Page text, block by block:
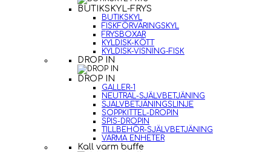
BUTIKSKYL-FRYS
BUTIKSKYL
FISKFÖRVARINGSKYL
FRYSBOXAR
KYLDISK-KÖTT
KYLDISK-VISNING-FISK
DROP IN
DROP IN
GALLER-1
NEUTRAL-SJÄLVBETJÄNING
SJÄLVBETJÄNINGSLINJE
SOPPKITTEL-DROPIN
SPIS-DROPIN
TILLBEHÖR-SJÄLVBETJÄNING
VARMA ENHETER
Kall varm buffe